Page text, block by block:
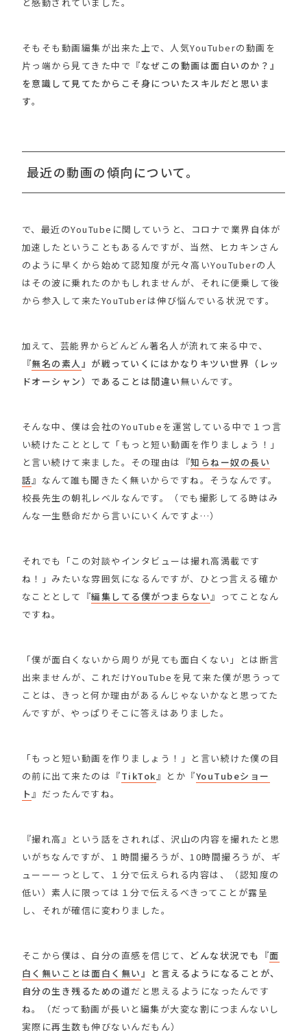
そもそも動画編集が出来た上で、人気YouTuberの動画を
片っ端から見てきた中で 『なぜこの動画は面白いのか？』
を意識して見てたからこそ身についたスキルだと思いま
す。
最近の動画の傾向について。
で、最近のYouTubeに関していうと、コロナで業界自体が
加速したということもあるんですが、当然、ヒカキンさん
のように早くから始めて認知度が元々高いYouTuberの人
はその波に乗れたのかもしれませんが、それに便乗して後
から参入して来たYouTuberは伸び悩んでいる状況です。
加えて、芸能界からどんどん著名人が流れて来る中で、
『無名の素人 』が戦っていくにはかなりキツい世界（レッ
ドオーシャン）であることは間違い無いんです。
そんな中、僕は会社のYouTubeを運営している中で１つ言
い続けたこととして「もっと短い動画を作りましょう！」
と言い続けて来ました。その理由は『知らねー奴の長い
話 』なんて誰も聞きたく無いからですね。そうなんです。
校長先生の朝礼レベルなんです。（でも撮影してる時はみ
んな一生懸命だから言いにいくんですよ…）
それでも「この対談やインタビューは撮れ高満載です
ね！」みたいな雰囲気になるんですが、ひとつ言える確か
なこととして『編集してる僕がつまらない 』ってことなん
ですね。
「僕が面白くないから周りが見ても面白くない」とは断言
出来ませんが、これだけYouTubeを見て来た僕が思うって
ことは、きっと何か理由があるんじゃないかなと思ってた
んですが、やっぱりそこに答えはありました。
「もっと短い動画を作りましょう！」と言い続けた僕の目
の前に出て来たのは『TikTok 』とか『YouTubeショー
ト 』だったんですね。
『撮れ高』という話をされれば、沢山の内容を撮れたと思
いがちなんですが、１時間撮ろうが、10時間撮ろうが、ギ
ューーーっとして、１分で伝えられる内容は、（認知度の
低い）素人に限っては１分で伝えるべきってことが露呈
し、それが確信に変わりました。
そこから僕は、自分の直感を信じて、 どんな状況でも『面
白く無いことは面白く無い 』と言えるようになることが、
自分の生き残るための道だと思えるようになったんです
ね。（だって動画が長いと編集が大変な割につまんないし
実際に再生数も伸びないんだもん）